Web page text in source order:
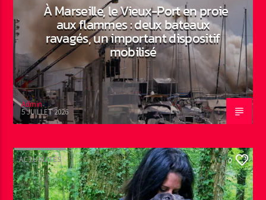
À Marseille, le Vieux-Port en proie
aux flammes : deux bateaux
ravagés, un important dispositif
mobilisé
Admin
5 JUILLET 2026
ACTUALITÉS 0